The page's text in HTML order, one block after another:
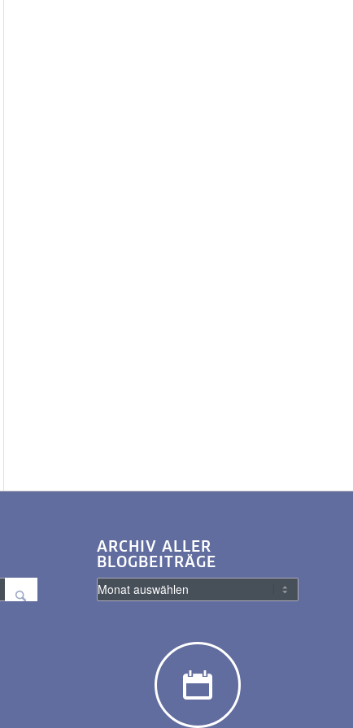
ARCHIV ALLER
BLOGBEITRÄGE